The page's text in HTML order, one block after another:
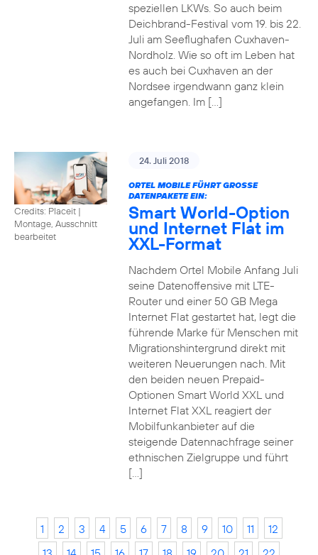
speziellen LKWs. So auch beim
Deichbrand-Festival vom 19. bis 22.
Juli am Seeflughafen Cuxhaven-
Nordholz. Wie so oft im Leben hat
es auch bei Cuxhaven an der
Nordsee irgendwann ganz klein
angefangen. Im […]
Credits: Placeit |
Montage, Ausschnitt
bearbeitet
24. Juli 2018
ORTEL MOBILE FÜHRT GROSSE D
ATENPAKETE EIN:
Smart World-Option
und Internet Flat im
XXL-Format
Nachdem Ortel Mobile Anfang Juli
seine Datenoffensive mit LTE-
Router und einer 50 GB Mega
Internet Flat gestartet hat, legt die
führende Marke für Menschen mit
Migrationshintergrund direkt mit
weiteren Neuerungen nach. Mit
den beiden neuen Prepaid-
Optionen Smart World XXL und
Internet Flat XXL reagiert der
Mobilfunkanbieter auf die
steigende Datennachfrage seiner
ethnischen Zielgruppe und führt
[…]
1 2 3 4 5 6 7 8 9 10 11
12